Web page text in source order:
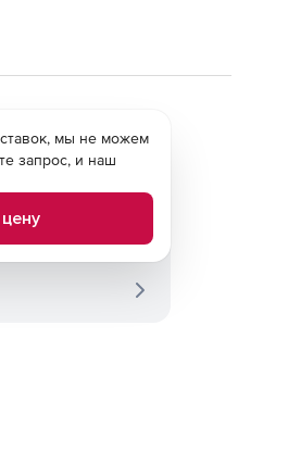
мы не можем
запрос, и наш